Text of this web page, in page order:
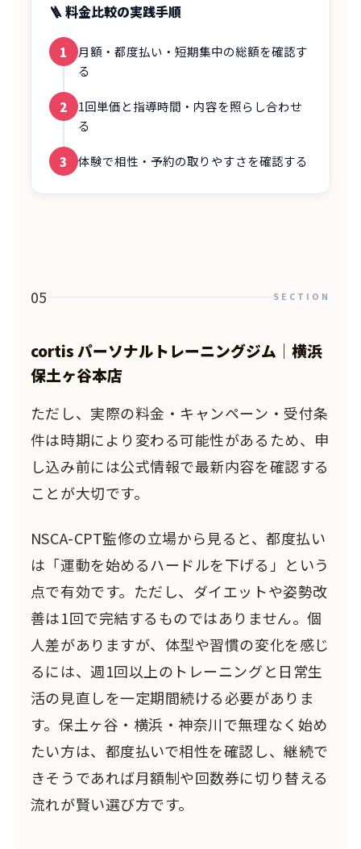
🪜 料金比較の実践手順
1
月額・都度払い・短期集中の総額を確認す
る
2
1回単価と指導時間・内容を照らし合わせ
る
3 体験で相性・予約の取りやすさを確認する
05 SECTION
cortis パーソナルトレーニングジム│横浜
保土ヶ谷本店
ただし、実際の料金・キャンペーン・受付条
件は時期により変わる可能性があるため、申
し込み前には公式情報で最新内容を確認する
ことが大切です。
NSCA-CPT監修の立場から見ると、都度払い
は「運動を始めるハードルを下げる」という
点で有効です。ただし、ダイエットや姿勢改
善は1回で完結するものではありません。個
人差がありますが、体型や習慣の変化を感じ
るには、週1回以上のトレーニングと日常生
活の見直しを一定期間続ける必要がありま
す。保土ヶ谷・横浜・神奈川で無理なく始め
たい方は、都度払いで相性を確認し、継続で
きそうであれば月額制や回数券に切り替える
流れが賢い選び方です。